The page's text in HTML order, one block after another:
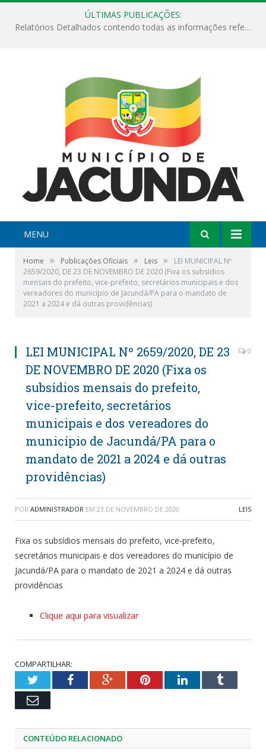
ÚLTIMAS PUBLICAÇÕES:
ESF Alto Paraíso é reinaugurada e passa a funcionar em horário estendido
MENU
Home » Publicações Oficiais » Leis »
LEI MUNICIPAL Nº
2659/2020, DE 23 DE NOVEMBRO DE 2020 (Fixa os subsídios
mensais do prefeito, vice-prefeito, secretários municipais e dos
vereadores do município de Jacundá/PA para o mandato de
2021 a 2024 e dá outras providências)
LEI MUNICIPAL Nº 2659/2020, DE 23
DE NOVEMBRO DE 2020 (Fixa os
subsídios mensais do prefeito,
vice-prefeito, secretários
municipais e dos vereadores do
município de Jacundá/PA para o
mandato de 2021 a 2024 e dá outras
providências)
0
POR ADMINISTRADOR EM 23 DE NOVEMBRO DE 2020 LEIS
Fixa os subsídios mensais do prefeito, vice-prefeito,
secretários municipais e dos vereadores do município de
Jacundá/PA para o mandato de 2021 a 2024 e dá outras
providências
Clique aqui para visualizar
COMPARTILHAR:
TwitterFacebookGoogle+PinterestLinkedInTumblr
Email
CONTEÚDO RELACIONADO